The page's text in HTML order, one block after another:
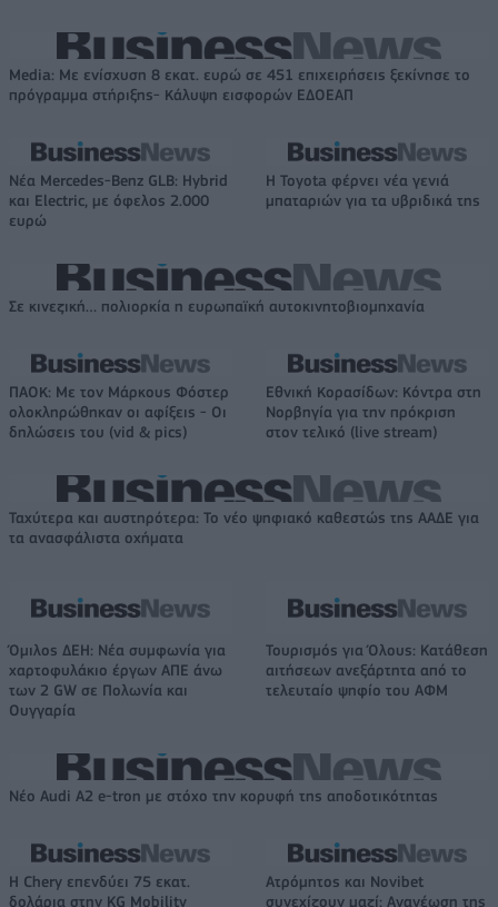
Media: Με ενίσχυση 8 εκατ. ευρώ σε 451 επιχειρήσεις ξεκίνησε το
πρόγραμμα στήριξης- Κάλυψη εισφορών ΕΔΟΕΑΠ
Νέα Mercedes-Benz GLB: Hybrid
και Electric, με όφελος 2.000
ευρώ
Η Toyota φέρνει νέα γενιά
μπαταριών για τα υβριδικά της
Σε κινεζική… πολιορκία η ευρωπαϊκή αυτοκινητοβιομηχανία
ΠΑΟΚ: Με τον Μάρκους Φόστερ
ολοκληρώθηκαν οι αφίξεις - Οι
δηλώσεις του (vid & pics)
Εθνική Κορασίδων: Κόντρα στη
Νορβηγία για την πρόκριση
στον τελικό (live stream)
Ταχύτερα και αυστηρότερα: Το νέο ψηφιακό καθεστώς της ΑΑΔΕ για
τα ανασφάλιστα οχήματα
Όμιλος ΔΕΗ: Νέα συμφωνία για
χαρτοφυλάκιο έργων ΑΠΕ άνω
των 2 GW σε Πολωνία και
Ουγγαρία
Τουρισμός για Όλους: Kατάθεση
αιτήσεων ανεξάρτητα από το
τελευταίο ψηφίο του ΑΦΜ
Νέο Audi A2 e-tron με στόχο την κορυφή της αποδοτικότητας
Η Chery επενδύει 75 εκατ.
δολάρια στην KG Mobility
Ατρόμητος και Novibet
συνεχίζουν μαζί: Ανανέωση της